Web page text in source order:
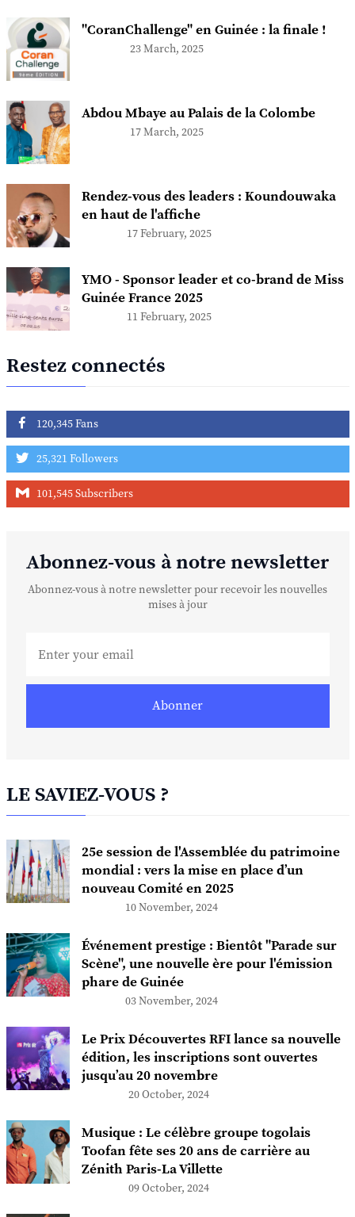
"CoranChallenge" en Guinée : la finale !
23 March, 2025
Abdou Mbaye au Palais de la Colombe
17 March, 2025
Rendez-vous des leaders : Koundouwaka
en haut de l'affiche
17 February, 2025
YMO - Sponsor leader et co-brand de Miss
Guinée France 2025
11 February, 2025
Restez connectés
120,345 Fans
25,321 Followers
101,545 Subscribers
Abonnez-vous à notre newsletter
Abonnez-vous à notre newsletter pour recevoir les nouvelles
mises à jour
Abonner
LE SAVIEZ-VOUS ?
25e session de l'Assemblée du patrimoine
mondial : vers la mise en place d’un
nouveau Comité en 2025
10 November, 2024
Événement prestige : Bientôt "Parade sur
Scène", une nouvelle ère pour l'émission
phare de Guinée
03 November, 2024
Le Prix Découvertes RFI lance sa nouvelle
édition, les inscriptions sont ouvertes
jusqu’au 20 novembre
20 October, 2024
Musique : Le célèbre groupe togolais
Toofan fête ses 20 ans de carrière au
Zénith Paris-La Villette
09 October, 2024